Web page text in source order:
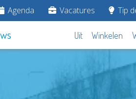
Agenda Vacatures Tip
Uit Winkelen